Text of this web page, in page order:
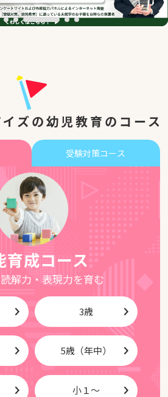
ズの幼児教育のコース
受験対策コース
育成コース
解力・表現力を育む
3歳
5歳（年中）
小１～